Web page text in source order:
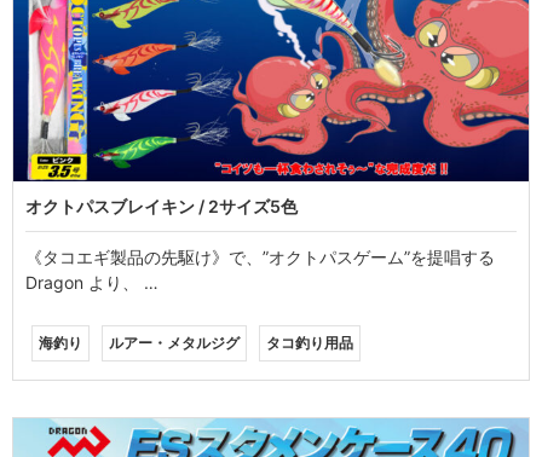
オクトパスブレイキン / 2サイズ5色
《タコエギ製品の先駆け》で、”オクトパスゲーム”を提唱する
Dragon より、 …
海釣り ルアー・メタルジグ タコ釣り用品